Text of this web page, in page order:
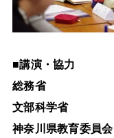
■講演・協力
総務省
文部科学省
神奈川県教育委員会